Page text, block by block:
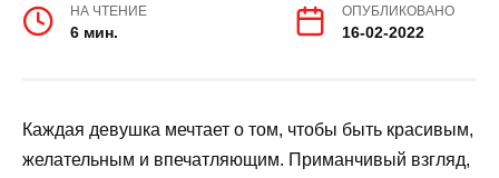
НА ЧТЕНИЕ
6 мин.
ОПУБЛИКОВАНО
16-02-2022
Каждая девушка мечтает о том, чтобы быть красивым,
желательным и впечатляющим. Приманчивый взгляд,